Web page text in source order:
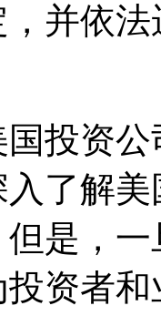
并依法
资公
了解
是，
资者